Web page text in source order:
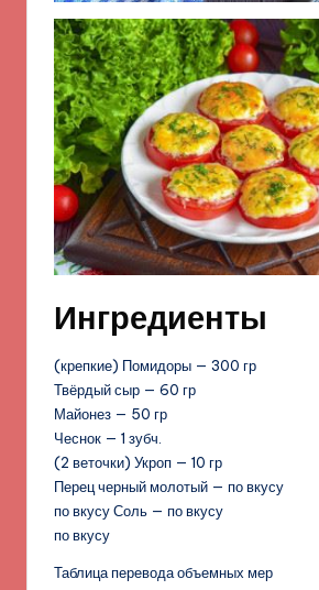
Ингредиенты
(крепкие) Помидоры — 300 гр
Твёрдый сыр — 60 гр
Майонез — 50 гр
Чеснок — 1 зубч.
(2 веточки) Укроп — 10 гр
Перец черный молотый — по вкусу
по вкусу Соль — по вкусу
по вкусу
Таблица перевода объемных мер